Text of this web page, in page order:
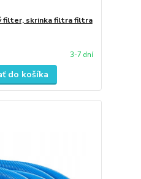
filter, skrinka filtra filtra
3-7 dní
do košíka